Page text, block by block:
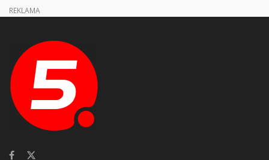
REKLAMA